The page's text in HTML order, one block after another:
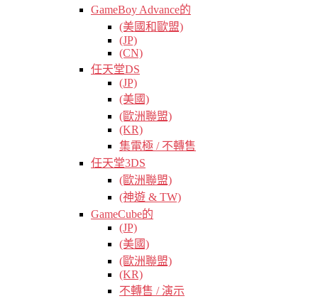
GameBoy Advance的
(美國和歐盟)
(JP)
(CN)
任天堂DS
(JP)
(美國)
(歐洲聯盟)
(KR)
集電極 / 不轉售
任天堂3DS
(歐洲聯盟)
(神遊 & TW)
GameCube的
(JP)
(美國)
(歐洲聯盟)
(KR)
不轉售 / 演示